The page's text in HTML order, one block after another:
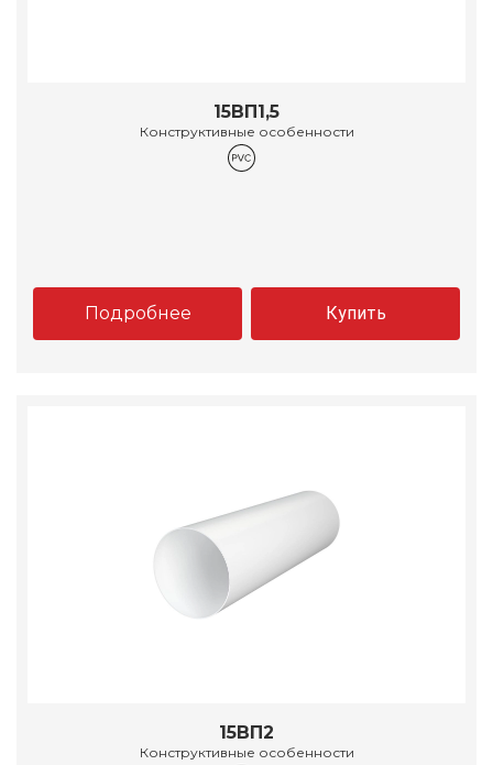
15ВП1,5
Конструктивные особенности
Подробнее Купить
15ВП2
Конструктивные особенности